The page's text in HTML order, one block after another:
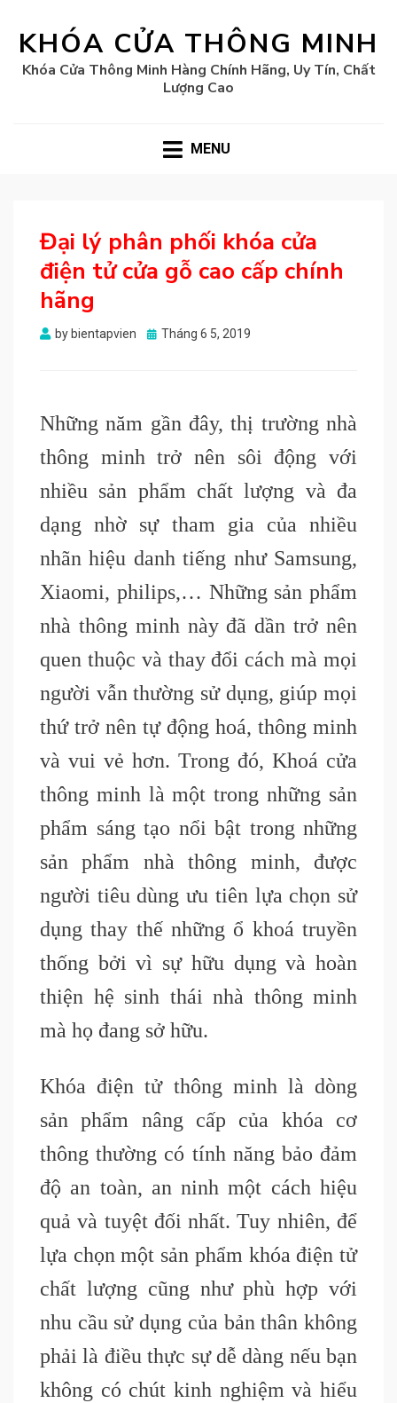
KHÓA CỬA THÔNG MINH
Khóa Cửa Thông Minh Hàng Chính Hãng, Uy Tín, Chất
Lượng Cao
MENU
Đại lý phân phối khóa cửa
điện tử cửa gỗ cao cấp chính
hãng
by bientapvien
Posted
Tháng 6 5, 2019
Những năm gần đây, thị trường nhà
thông minh trở nên sôi động với
nhiều sản phẩm chất lượng và đa
dạng nhờ sự tham gia của nhiều
nhãn hiệu danh tiếng như Samsung,
Xiaomi, philips,… Những sản phẩm
nhà thông minh này đã dần trở nên
quen thuộc và thay đổi cách mà mọi
người vẫn thường sử dụng, giúp mọi
thứ trở nên tự động hoá, thông minh
và vui vẻ hơn. Trong đó, Khoá cửa
thông minh là một trong những sản
phẩm sáng tạo nổi bật trong những
sản phẩm nhà thông minh, được
người tiêu dùng ưu tiên lựa chọn sử
dụng thay thế những ổ khoá truyền
thống bởi vì sự hữu dụng và hoàn
thiện hệ sinh thái nhà thông minh
mà họ đang sở hữu.
Khóa điện tử thông minh là dòng
sản phẩm nâng cấp của khóa cơ
thông thường có tính năng bảo đảm
độ an toàn, an ninh một cách hiệu
quả và tuyệt đối nhất. Tuy nhiên, để
lựa chọn một sản phẩm khóa điện tử
chất lượng cũng như phù hợp với
nhu cầu sử dụng của bản thân không
phải là điều thực sự dễ dàng nếu bạn
không có chút kinh nghiệm và hiểu